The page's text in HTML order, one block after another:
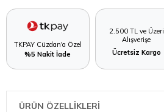
TKPAY Cüzdan'a Özel
%5 Nakit İade
2.500 TL ve Üzeri
Alışverişe
Ücretsiz Kargo
ÜRÜN ÖZELLİKLERİ